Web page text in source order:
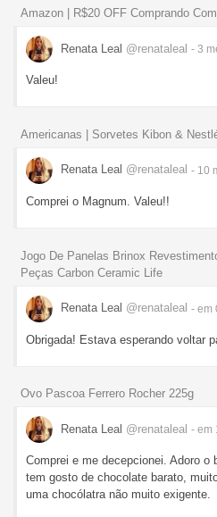
Amazon | R$20 OFF Comprando
Renata Leal @renataleal - 3
Valeu!
Americanas | Sorvetes Kibon &
Renata Leal @renataleal - 10
Comprei o Magnum. Valeu!!
Jogo De Panelas Brinox
Peças Carbon Ceramic Life
Renata Leal @renataleal - em
Obrigada! Estava esperando voltar
Ovo Pascoa Ferrero Rocher 225g
Renata Leal @renataleal - em
Comprei e me decepcionei. Adoro
tem gosto de chocolate barato,
uma chocólatra não muito exigente.